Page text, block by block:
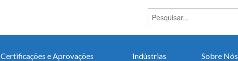
Certificações e Aprovações Indústrias Sobre Nós